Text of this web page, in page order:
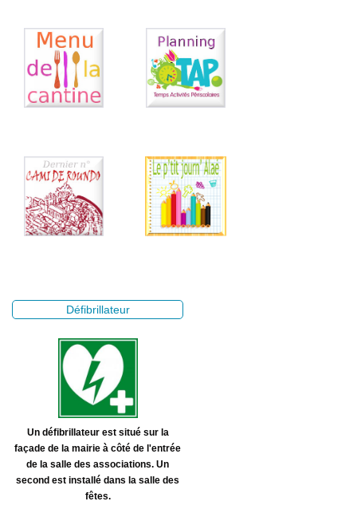
Défibrillateur
Un défibrillateur est situé sur la
façade de la mairie à côté de l'entrée
de la salle des associations. Un
second est installé dans la salle des
fêtes.